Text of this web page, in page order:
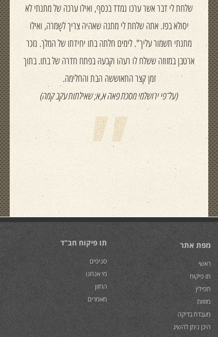
"
שלחת לי דבר אשר ערכו נמדד בכסף, ואילו ערכה של מתנתי לא
יסולא בפז. אתה שלחת לי מתנה שאהיה צריך לשָמרה, ואילו
מתנתי תשמור עליך". לימים חלתה בתו יחידתו של המלך. נזכר
ארטבן במזוזה ששלח לו רעהו וקבעהּ בפתח חדרה של בתו. בתוך
זמן קצר התאוששה הבת והחלימה.
(על־פי ירושלמי מסכת פאה א,א; שאילתות עקב קמה)
מפת אתר
ראשי
תו פיקוח
תפילין
מזוזות
מעבדת בדיקה
היכן ניתן להשיג
תו פיקוח חב"ד
סניפים
מי אנחנו
החזון
מאמרים